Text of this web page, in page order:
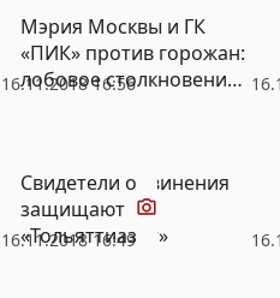
16.11.2018 16:56
Мэрия Москвы и ГК
«ПИК» против горожан:
лобовое столкновение
16.11.2018 16:49
Видео
Свидетели обвинения
защищают
«Тольяттиазот»